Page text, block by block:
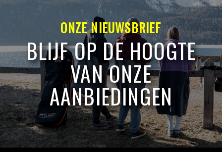
ONZE NIEUWSBRIEF
BLIJF OP DE HOOGTE
VAN ONZE
AANBIEDINGEN